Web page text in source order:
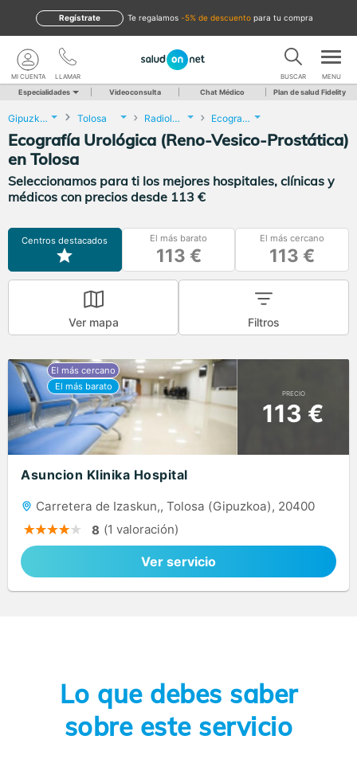
te regalamos -5% de descuento para tu compra
Regístrate
LLAMAR
MI CUENTA BUSCAR MENU
Especialidades Videoconsulta Chat Médico Plan de salud Fidelity
Gipuzkoa Tolosa Radiología Ecografía Urológica (Reno-Vesico-Prostática)
Ecografía Urológica (Reno-Vesico-Prostática)
en Tolosa
Seleccionamos para ti los mejores hospitales, clínicas y
médicos con precios desde 113 €
Centros destacados El más barato
113 €
El más cercano
113 €
Ver mapa Filtros
PRECIO
113 €
Asuncion Klinika Hospital
Carretera de Izaskun,, Tolosa (Gipuzkoa), 20400
8 (1 valoración)
Ver servicio
Lo que debes saber
sobre este servicio